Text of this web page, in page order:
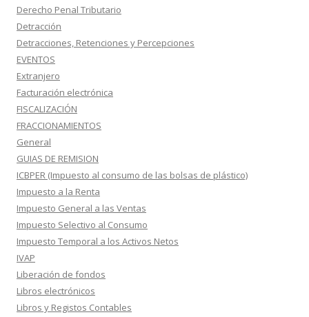
Derecho Penal Tributario
Detracción
Detracciones, Retenciones y Percepciones
EVENTOS
Extranjero
Facturación electrónica
FISCALIZACIÓN
FRACCIONAMIENTOS
General
GUIAS DE REMISION
ICBPER (Impuesto al consumo de las bolsas de plástico)
Impuesto a la Renta
Impuesto General a las Ventas
Impuesto Selectivo al Consumo
Impuesto Temporal a los Activos Netos
IVAP
Liberación de fondos
Libros electrónicos
Libros y Registos Contables